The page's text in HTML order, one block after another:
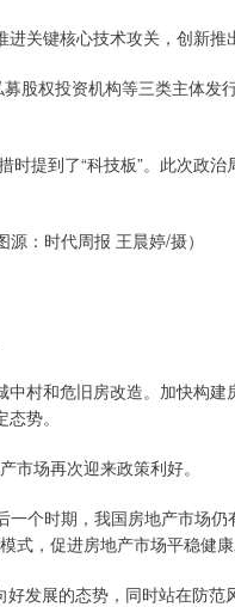
关键核心技术攻关，创新推
股权投资机构等三类主体
提到了“科技板”。此次政
源：时代周报 王晨婷/摄）
村和危旧房改造。加快构建
势。
市场再次迎来政策利好。
个时期，我国房地产市场
式，促进房地产市场平稳健
发展的态势，同时站在防